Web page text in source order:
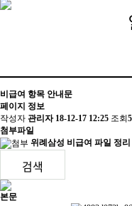
비급여 항목 안내문
페이지 정보
작성자 관리자 18-12-17 12:25 조회
첨부파일
위례삼성 비급여 파일 정리
검색
본문